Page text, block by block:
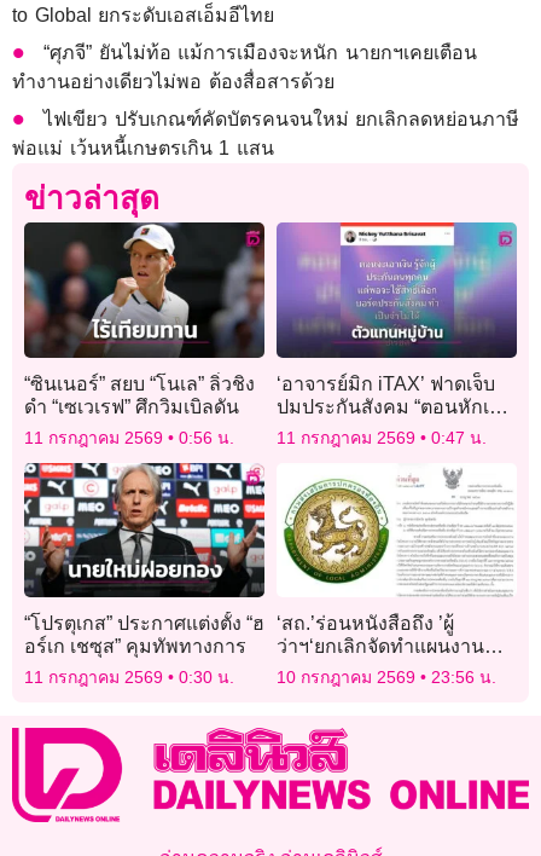
to Global ยกระดับเอสเอ็มอีไทย
“ศุภจี” ยันไม่ท้อ แม้การเมืองจะหนัก นายกฯเคยเตือน
ทำงานอย่างเดียวไม่พอ ต้องสื่อสารด้วย
ไฟเขียว ปรับเกณฑ์คัดบัตรคนจนใหม่ ยกเลิกลดหย่อนภาษี
พ่อแม่ เว้นหนี้เกษตรเกิน 1 แสน
ข่าวล่าสุด
“ซินเนอร์” สยบ “โนเล” ลิ่วชิง
ดำ “เซเวเรฟ” ศึกวิมเบิลดัน
11 กรกฎาคม 2569 0:56 น.
‘อาจารย์มิก iTAX’ ฟาดเจ็บ
ปมประกันสังคม “ตอนหักเงิน
รู้จักดี พอจะให้เลือกบอร์ดทำ
ทรงจำไม่ได้”
11 กรกฎาคม 2569 0:47 น.
“โปรตุเกส” ประกาศแต่งตั้ง “ฮ
อร์เก เชซุส” คุมทัพทางการ
11 กรกฎาคม 2569 0:30 น.
‘สถ.’ร่อนหนังสือถึง ’ผู้
ว่าฯ‘ยกเลิกจัดทำแผนงาน
โครงการตามพ.ร.ก.กู้เงิน
ส่วน2แสนล้าน หลัง ’ฝ่าย
10 กรกฎาคม 2569 23:56 น.